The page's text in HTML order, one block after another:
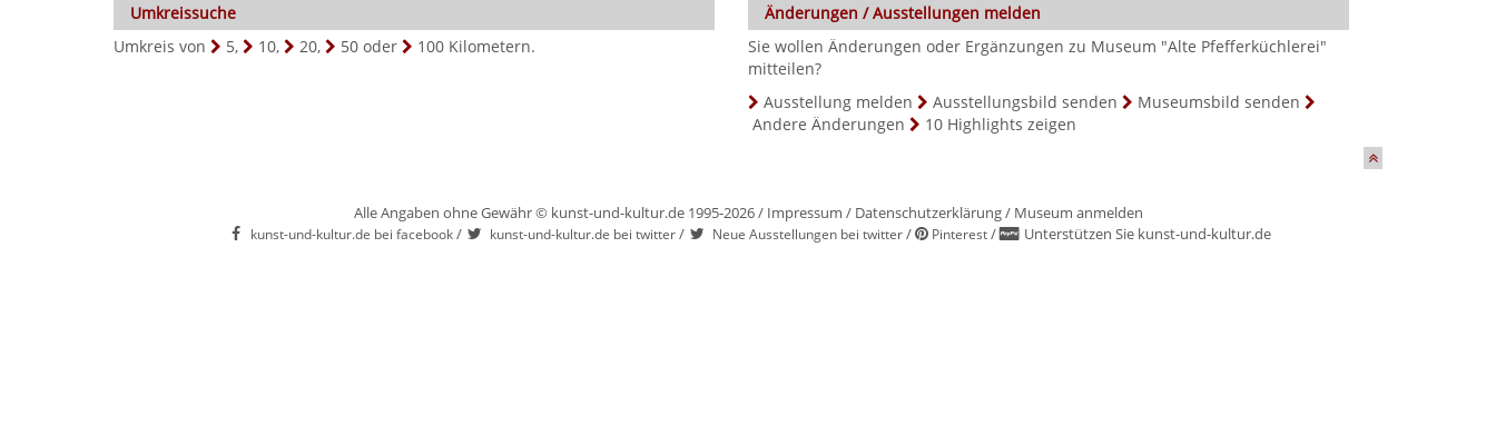
Umkreissuche
Umkreis von
5, 10, 20, 50 oder 100 Kilometern.
Änderungen / Ausstellungen melden
Sie wollen Änderungen oder Ergänzungen zu Museum "Alte Pfefferküchlerei"
mitteilen?
Ausstellung melden
Ausstellungsbild senden
Museumsbild senden
Andere Änderungen
10 Highlights zeigen
Alle Angaben ohne Gewähr © kunst-und-kultur.de 1995-2026 / Impressum / Datenschutzerklärung/ Museum anmelden
kunst-und-kultur.de bei facebook/ kunst-und-kultur.de bei twitter/ Neue Ausstellungen bei twitter/ Pinterest/ Unterstützen Sie kunst-und-kultur.de